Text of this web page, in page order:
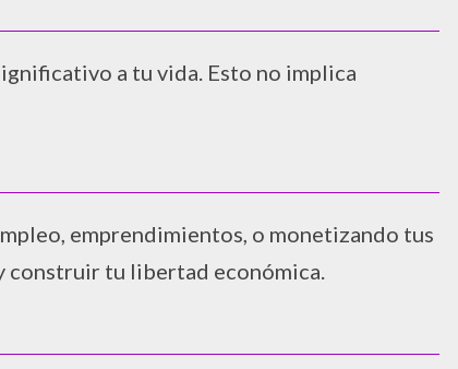
a tu vida. Esto no implica
emprendimientos, o monetizando tus
tu libertad económica.